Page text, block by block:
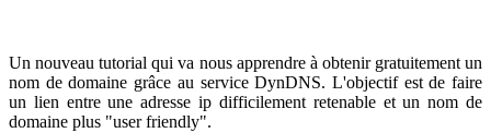
Un nouveau tutorial qui va nous apprendre à obtenir gratuitement un
nom de domaine grâce au service DynDNS. L'objectif est de faire
un lien entre une adresse ip difficilement retenable et un nom de
domaine plus "user friendly".